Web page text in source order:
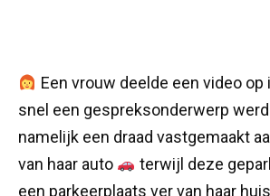
Een vrouw deelde een video op
snel een gespreksonderwerp
namelijk een draad vastgemaakt
van haar auto
terwijl deze
een parkeerplaats ver van haar